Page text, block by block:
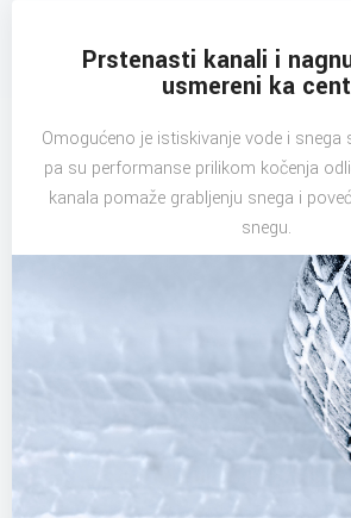
Prstenasti kanali i
usmereni ka
Omogućeno je istiskivanje vode i snega
pa su performanse prilikom kočenja
kanala pomaže grabljenju snega i
snegu.